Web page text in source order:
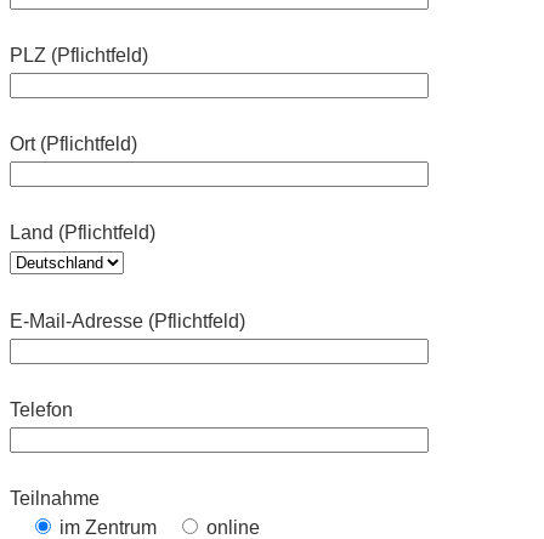
PLZ (Pflichtfeld)
Ort (Pflichtfeld)
Land (Pflichtfeld)
E-Mail-Adresse (Pflichtfeld)
Telefon
Teilnahme
im Zentrum
online